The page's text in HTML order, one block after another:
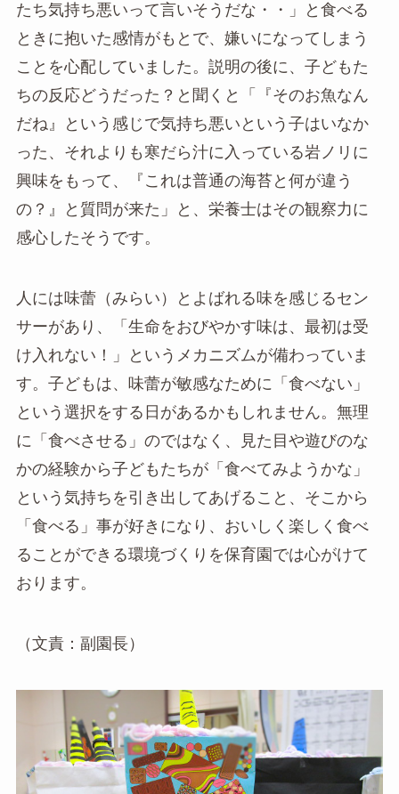
たち気持ち悪いって言いそうだな・・」と食べる
ときに抱いた感情がもとで、嫌いになってしまう
ことを心配していました。説明の後に、子どもた
ちの反応どうだった？と聞くと「『そのお魚なん
だね』という感じで気持ち悪いという子はいなか
った、それよりも寒だら汁に入っている岩ノリに
興味をもって、『これは普通の海苔と何が違う
の？』と質問が来た」と、栄養士はその観察力に
感心したそうです。
人には味蕾（みらい）とよばれる味を感じるセン
サーがあり、「生命をおびやかす味は、最初は受
け入れない！」というメカニズムが備わっていま
す。子どもは、味蕾が敏感なために「食べない」
という選択をする日があるかもしれません。無理
に「食べさせる」のではなく、見た目や遊びのな
かの経験から子どもたちが「食べてみようかな」
という気持ちを引き出してあげること、そこから
「食べる」事が好きになり、おいしく楽しく食べ
ることができる環境づくりを保育園では心がけて
おります。
（文責：副園長）